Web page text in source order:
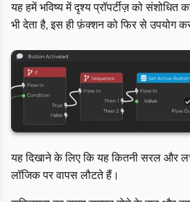
यह हमें भविष्य में दृश्य प्रॉपर्टीज़ को
भी देता है, इस ही फ़ंक्शन को फिर से उपयोग
यह दिखाने के लिए कि यह कितनी सरल और
लॉजिक पर वापस लौटते हैं।